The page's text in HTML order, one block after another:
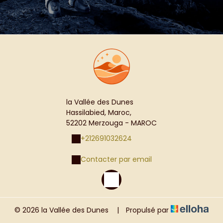
la Vallée des Dunes
Hassilabied, Maroc,
52202 Merzouga - MAROC
+212691032624
Contacter par email
© 2026 la Vallée des Dunes | Propulsé par